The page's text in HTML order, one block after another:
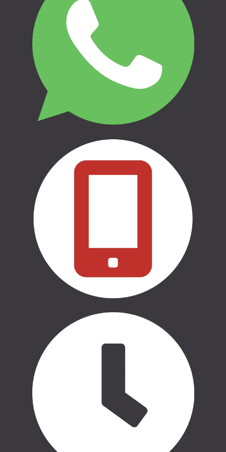
LV27HABA0551036212832
Informācija
Apmaksas veidi
Atteikums un atgriešana
Privātuma politika
THULE | CEĻOŠANAI UN
THULE | MARĶĪZES UN SĀNU
THULE | SOMAS
CASE LOGIC | SOMAS